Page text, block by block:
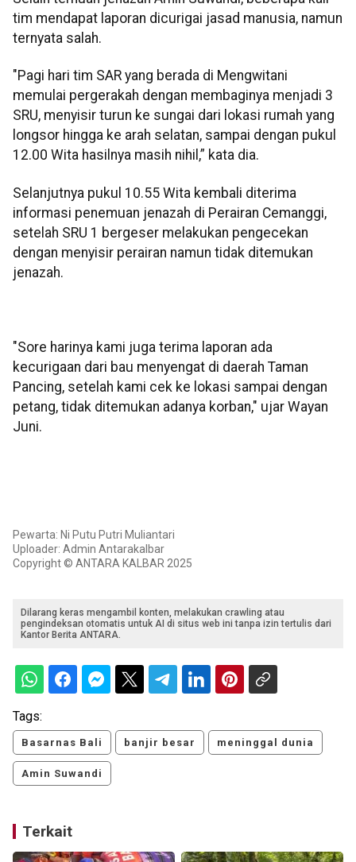
tim mendapat laporan dicurigai jasad manusia, namun
ternyata salah.
"Pagi hari tim SAR yang berada di Mengwitani
memulai pergerakah dengan membaginya menjadi 3
SRU, menyisir turun ke sungai dari lokasi rumah yang
longsor hingga ke arah selatan, sampai dengan pukul
12.00 Wita hasilnya masih nihil,” kata dia.
Selanjutnya pukul 10.55 Wita kembali diterima
informasi penemuan jenazah di Perairan Cemanggi,
setelah SRU 1 bergeser melakukan pengecekan
dengan menyisir perairan namun tidak ditemukan
jenazah.
"Sore harinya kami juga terima laporan ada
kecurigaan dari bau menyengat di daerah Taman
Pancing, setelah kami cek ke lokasi sampai dengan
petang, tidak ditemukan adanya korban," ujar Wayan
Juni.
Pewarta: Ni Putu Putri Muliantari
Uploader: Admin Antarakalbar
Copyright © ANTARA KALBAR 2025
Dilarang keras mengambil konten, melakukan crawling atau
pengindeksan otomatis untuk AI di situs web ini tanpa izin tertulis dari
Kantor Berita ANTARA.
Tags:
Basarnas Bali banjir besar meninggal dunia
Amin Suwandi
Terkait